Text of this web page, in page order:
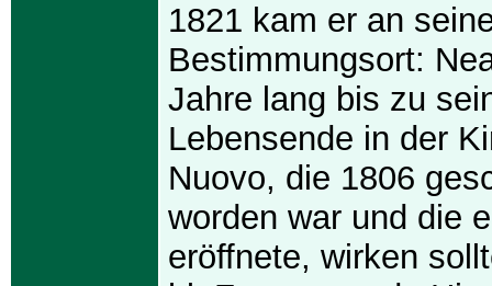
1821 kam er an
Bestimmungsort:
Jahre lang bis zu
Lebensende in der
Nuovo, die 1806
worden war und die
eröffnete, wirken